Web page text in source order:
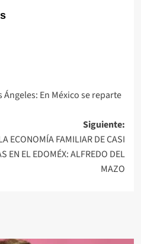
En México se reparte
Siguiente:
ECONOMÍA FAMILIAR DE CASI
EN EL EDOMÉX: ALFREDO DEL
MAZO